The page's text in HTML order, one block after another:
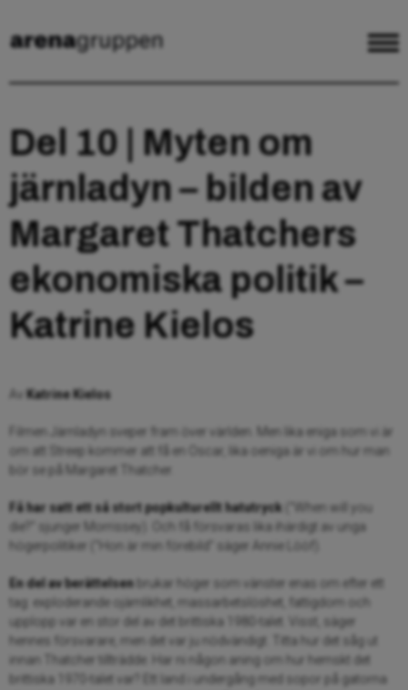
Del 10 | Myten om
järnladyn – bilden av
Margaret Thatchers
ekonomiska politik –
Katrine Kielos
Av Katrine Kielos
Filmen Järnladyn sveper fram över världen. Men lika eniga som vi är
om att Streep kommer att få en Oscar, lika oeniga är vi om hur man
bör se på Margaret Thatcher.
Få har satt ett så stort popkulturellt hatutryck (”When will you
die?” sjunger Morrissey). Och få försvaras lika ihärdigt av unga
högerpolitiker (”Hon är min förebild” säger Annie Lööf).
En del av berättelsen brukar höger som vänster enas om efter ett
tag: exploderande ojämlikhet, massarbetslöshet, fattigdom och
upplopp var en stor del av det brittiska 1980-talet. Visst, säger
hennes försvarare, men det var ju nödvändigt. Titta hur det såg ut
innan Thatcher tillträdde. Har ni någon aning om hur hemskt det
brittiska 1970-talet var? Ett land i undergång med sopor på gatorna